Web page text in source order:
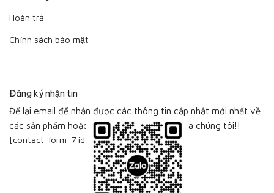
Hoàn trả
Chính sách bảo mật
Đăng ký nhận tin
Để lại email để nhận được các thông tin cập nhật mới nhất về
các sản phẩm hoặc bộ sưu tập sản phẩm của chúng tôi!!
[contact-form-7 id="115"]